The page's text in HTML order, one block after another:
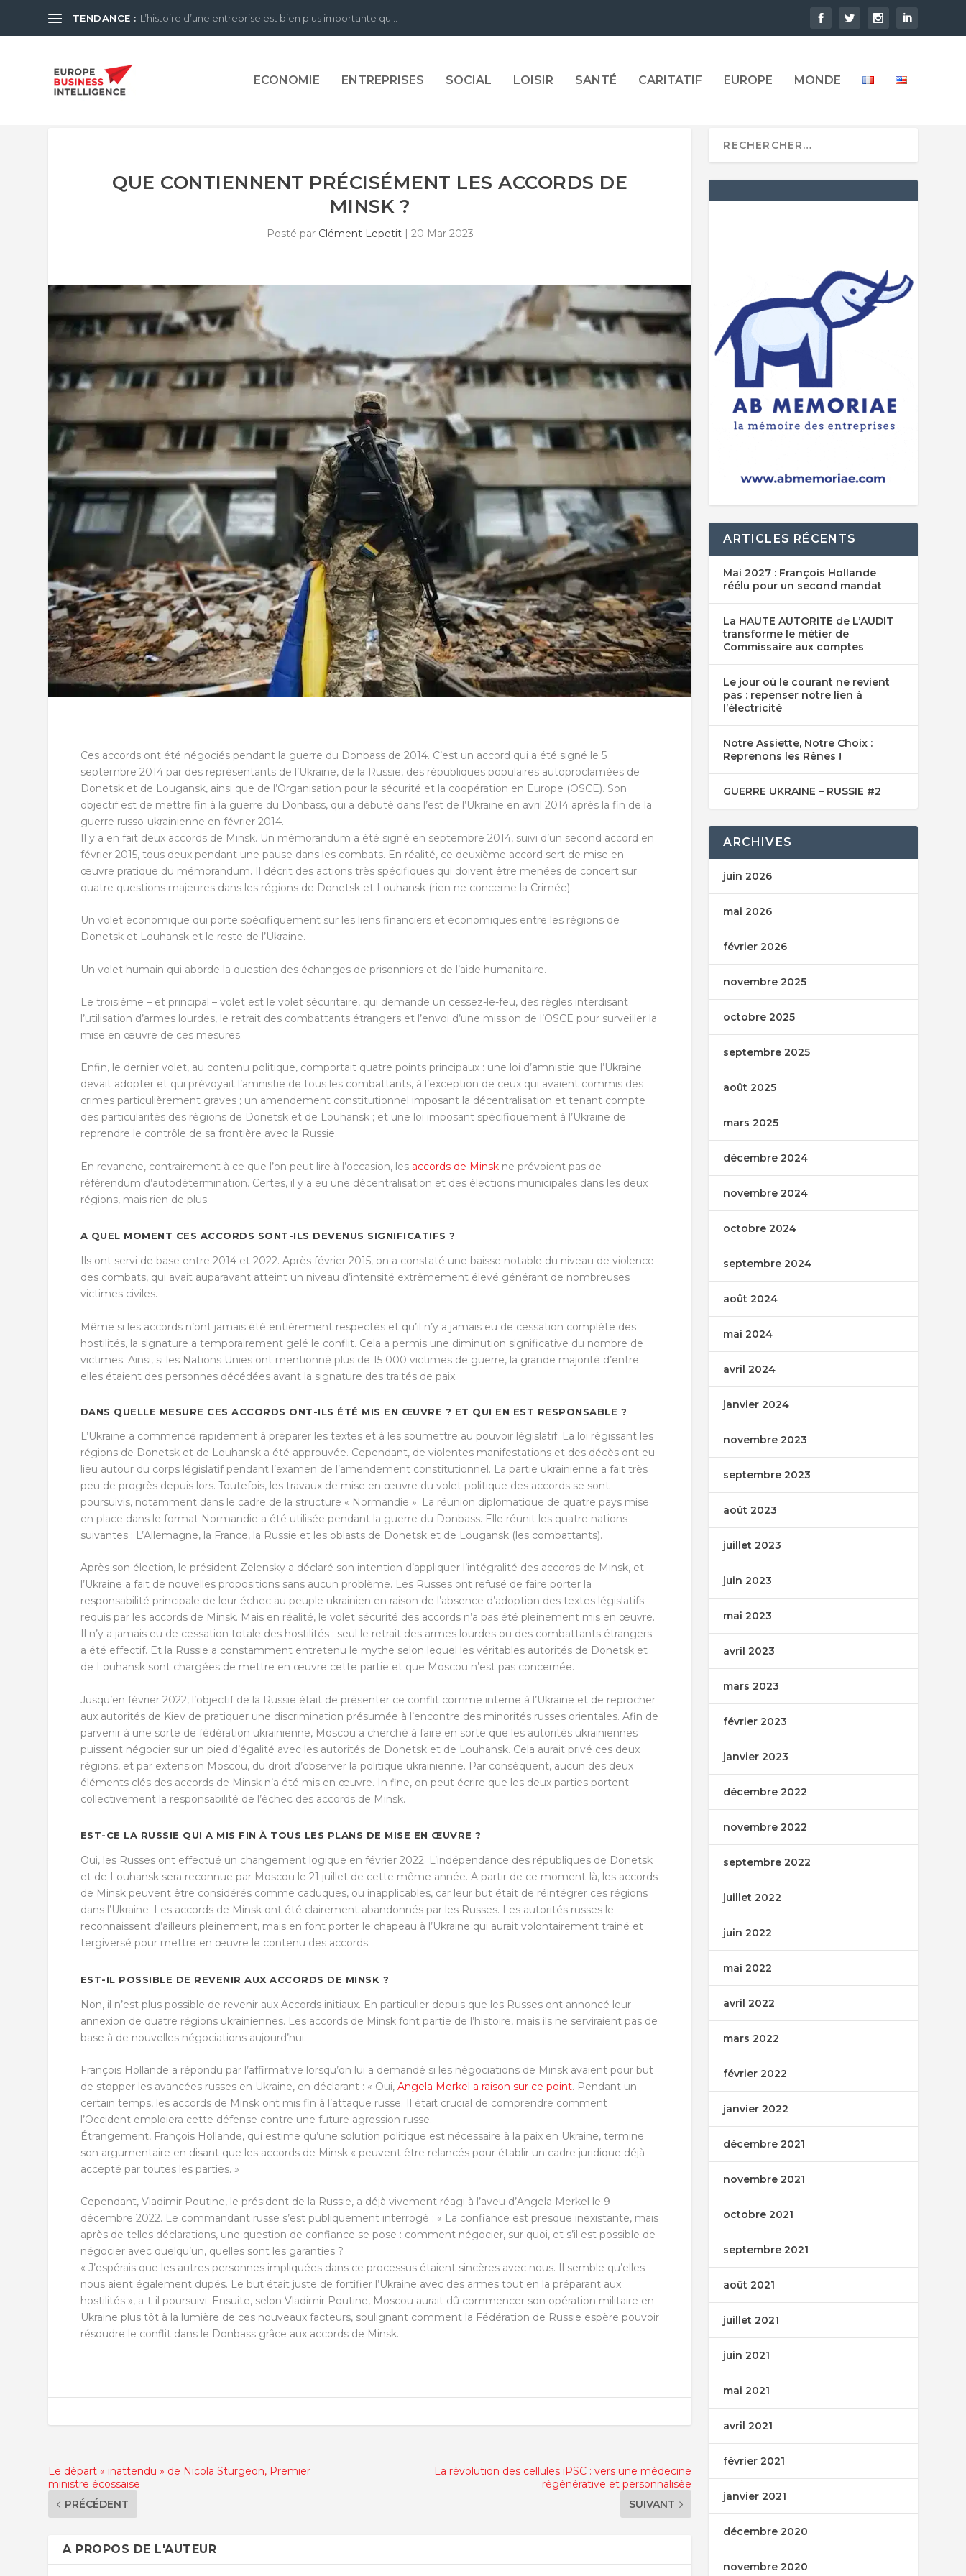
TENDANCE : L’histoire d’une entreprise est bien plus importante qu...
ECONOMIE ENTREPRISES SOCIAL LOISIR SANTÉ CARITATIF EUROPE MONDE
QUE CONTIENNENT PRÉCISÉMENT LES ACCORDS DE
MINSK ?
Posté par Clément Lepetit| 20 Mar 2023
Ces accords ont été négociés pendant la guerre du Donbass de 2014. C’est un accord qui a été signé le 5
septembre 2014 par des représentants de l’Ukraine, de la Russie, des républiques populaires autoproclamées de
Donetsk et de Lougansk, ainsi que de l’Organisation pour la sécurité et la coopération en Europe (OSCE). Son
objectif est de mettre fin à la guerre du Donbass, qui a débuté dans l’est de l’Ukraine en avril 2014 après la fin de la
guerre russo-ukrainienne en février 2014.
Il y a en fait deux accords de Minsk. Un mémorandum a été signé en septembre 2014, suivi d’un second accord en
février 2015, tous deux pendant une pause dans les combats. En réalité, ce deuxième accord sert de mise en
œuvre pratique du mémorandum. Il décrit des actions très spécifiques qui doivent être menées de concert sur
quatre questions majeures dans les régions de Donetsk et Louhansk (rien ne concerne la Crimée).
Un volet économique qui porte spécifiquement sur les liens financiers et économiques entre les régions de
Donetsk et Louhansk et le reste de l’Ukraine.
Un volet humain qui aborde la question des échanges de prisonniers et de l’aide humanitaire.
Le troisième – et principal – volet est le volet sécuritaire, qui demande un cessez-le-feu, des règles interdisant
l’utilisation d’armes lourdes, le retrait des combattants étrangers et l’envoi d’une mission de l’OSCE pour surveiller la
mise en œuvre de ces mesures.
Enfin, le dernier volet, au contenu politique, comportait quatre points principaux : une loi d’amnistie que l’Ukraine
devait adopter et qui prévoyait l’amnistie de tous les combattants, à l’exception de ceux qui avaient commis des
crimes particulièrement graves ; un amendement constitutionnel imposant la décentralisation et tenant compte
des particularités des régions de Donetsk et de Louhansk ; et une loi imposant spécifiquement à l’Ukraine de
reprendre le contrôle de sa frontière avec la Russie.
En revanche, contrairement à ce que l’on peut lire à l’occasion, les accords de Minskne prévoient pas de
référendum d’autodétermination. Certes, il y a eu une décentralisation et des élections municipales dans les deux
régions, mais rien de plus.
A QUEL MOMENT CES ACCORDS SONT-ILS DEVENUS SIGNIFICATIFS ?
Ils ont servi de base entre 2014 et 2022. Après février 2015, on a constaté une baisse notable du niveau de violence
des combats, qui avait auparavant atteint un niveau d’intensité extrêmement élevé générant de nombreuses
victimes civiles.
Même si les accords n’ont jamais été entièrement respectés et qu’il n’y a jamais eu de cessation complète des
hostilités, la signature a temporairement gelé le conflit. Cela a permis une diminution significative du nombre de
victimes. Ainsi, si les Nations Unies ont mentionné plus de 15 000 victimes de guerre, la grande majorité d’entre
elles étaient des personnes décédées avant la signature des traités de paix.
DANS QUELLE MESURE CES ACCORDS ONT-ILS ÉTÉ MIS EN ŒUVRE ? ET QUI EN EST RESPONSABLE ?
L’Ukraine a commencé rapidement à préparer les textes et à les soumettre au pouvoir législatif. La loi régissant les
régions de Donetsk et de Louhansk a été approuvée. Cependant, de violentes manifestations et des décès ont eu
lieu autour du corps législatif pendant l’examen de l’amendement constitutionnel. La partie ukrainienne a fait très
peu de progrès depuis lors. Toutefois, les travaux de mise en œuvre du volet politique des accords se sont
poursuivis, notamment dans le cadre de la structure « Normandie ». La réunion diplomatique de quatre pays mise
en place dans le format Normandie a été utilisée pendant la guerre du Donbass. Elle réunit les quatre nations
suivantes : L’Allemagne, la France, la Russie et les oblasts de Donetsk et de Lougansk (les combattants).
Après son élection, le président Zelensky a déclaré son intention d’appliquer l’intégralité des accords de Minsk, et
l’Ukraine a fait de nouvelles propositions sans aucun problème. Les Russes ont refusé de faire porter la
responsabilité principale de leur échec au peuple ukrainien en raison de l’absence d’adoption des textes législatifs
requis par les accords de Minsk. Mais en réalité, le volet sécurité des accords n’a pas été pleinement mis en œuvre.
Il n’y a jamais eu de cessation totale des hostilités ; seul le retrait des armes lourdes ou des combattants étrangers
a été effectif. Et la Russie a constamment entretenu le mythe selon lequel les véritables autorités de Donetsk et
de Louhansk sont chargées de mettre en œuvre cette partie et que Moscou n’est pas concernée.
Jusqu’en février 2022, l’objectif de la Russie était de présenter ce conflit comme interne à l’Ukraine et de reprocher
aux autorités de Kiev de pratiquer une discrimination présumée à l’encontre des minorités russes orientales. Afin de
parvenir à une sorte de fédération ukrainienne, Moscou a cherché à faire en sorte que les autorités ukrainiennes
puissent négocier sur un pied d’égalité avec les autorités de Donetsk et de Louhansk. Cela aurait privé ces deux
régions, et par extension Moscou, du droit d’observer la politique ukrainienne. Par conséquent, aucun des deux
éléments clés des accords de Minsk n’a été mis en œuvre. In fine, on peut écrire que les deux parties portent
collectivement la responsabilité de l’échec des accords de Minsk.
EST-CE LA RUSSIE QUI A MIS FIN À TOUS LES PLANS DE MISE EN ŒUVRE ?
Oui, les Russes ont effectué un changement logique en février 2022. L’indépendance des républiques de Donetsk
et de Louhansk sera reconnue par Moscou le 21 juillet de cette même année. A partir de ce moment-là, les accords
de Minsk peuvent être considérés comme caduques, ou inapplicables, car leur but était de réintégrer ces régions
dans l’Ukraine. Les accords de Minsk ont été clairement abandonnés par les Russes. Les autorités russes le
reconnaissent d’ailleurs pleinement, mais en font porter le chapeau à l’Ukraine qui aurait volontairement trainé et
tergiversé pour mettre en œuvre le contenu des accords.
EST-IL POSSIBLE DE REVENIR AUX ACCORDS DE MINSK ?
Non, il n’est plus possible de revenir aux Accords initiaux. En particulier depuis que les Russes ont annoncé leur
annexion de quatre régions ukrainiennes. Les accords de Minsk font partie de l’histoire, mais ils ne serviraient pas de
base à de nouvelles négociations aujourd’hui.
François Hollande a répondu par l’affirmative lorsqu’on lui a demandé si les négociations de Minsk avaient pour but
de stopper les avancées russes en Ukraine, en déclarant : « Oui, Angela Merkel a raison sur ce point. Pendant un
certain temps, les accords de Minsk ont mis fin à l’attaque russe. Il était crucial de comprendre comment
l’Occident emploiera cette défense contre une future agression russe.
Étrangement, François Hollande, qui estime qu’une solution politique est nécessaire à la paix en Ukraine, termine
son argumentaire en disant que les accords de Minsk « peuvent être relancés pour établir un cadre juridique déjà
accepté par toutes les parties. »
Cependant, Vladimir Poutine, le président de la Russie, a déjà vivement réagi à l’aveu d’Angela Merkel le 9
décembre 2022. Le commandant russe s’est publiquement interrogé : « La confiance est presque inexistante, mais
après de telles déclarations, une question de confiance se pose : comment négocier, sur quoi, et s’il est possible de
négocier avec quelqu’un, quelles sont les garanties ?
« J’espérais que les autres personnes impliquées dans ce processus étaient sincères avec nous. Il semble qu’elles
nous aient également dupés. Le but était juste de fortifier l’Ukraine avec des armes tout en la préparant aux
hostilités », a-t-il poursuivi. Ensuite, selon Vladimir Poutine, Moscou aurait dû commencer son opération militaire en
Ukraine plus tôt à la lumière de ces nouveaux facteurs, soulignant comment la Fédération de Russie espère pouvoir
résoudre le conflit dans le Donbass grâce aux accords de Minsk.
Le départ « inattendu » de Nicola Sturgeon, Premier
ministre écossaise
PRÉCÉDENT
La révolution des cellules iPSC : vers une médecine
régénérative et personnalisée
SUIVANT
A PROPOS DE L'AUTEUR
ARTICLES RÉCENTS
Mai 2027 : François Hollande
réélu pour un second mandat
La HAUTE AUTORITE de L’AUDIT
transforme le métier de
Commissaire aux comptes
Le jour où le courant ne revient
pas : repenser notre lien à
l’électricité
Notre Assiette, Notre Choix :
Reprenons les Rênes !
GUERRE UKRAINE – RUSSIE #2
ARCHIVES
juin 2026
mai 2026
février 2026
novembre 2025
octobre 2025
septembre 2025
août 2025
mars 2025
décembre 2024
novembre 2024
octobre 2024
septembre 2024
août 2024
mai 2024
avril 2024
janvier 2024
novembre 2023
septembre 2023
août 2023
juillet 2023
juin 2023
mai 2023
avril 2023
mars 2023
février 2023
janvier 2023
décembre 2022
novembre 2022
septembre 2022
juillet 2022
juin 2022
mai 2022
avril 2022
mars 2022
février 2022
janvier 2022
décembre 2021
novembre 2021
octobre 2021
septembre 2021
août 2021
juillet 2021
juin 2021
mai 2021
avril 2021
février 2021
janvier 2021
décembre 2020
novembre 2020